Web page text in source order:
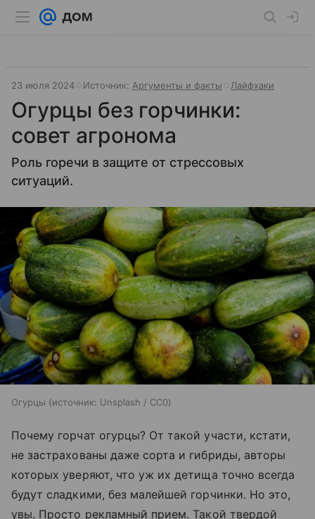
23 июля 2024 Источник: Аргументы и факты Лайфхаки
Огурцы без горчинки:
совет агронома
Роль горечи в защите от стрессовых
ситуаций.
Огурцы источник: Unsplash / CC0
Почему горчат огурцы? От такой участи, кстати,
не застрахованы даже сорта и гибриды, авторы
которых уверяют, что уж их детища точно всегда
будут сладкими, без малейшей горчинки. Но это,
увы. Просто рекламный прием. Такой твердой